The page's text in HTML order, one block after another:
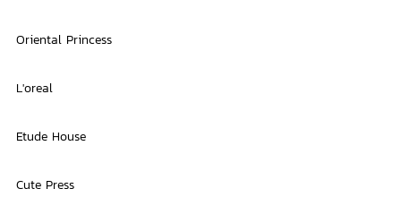
Oriental Princess
L'oreal
Etude House
Cute Press